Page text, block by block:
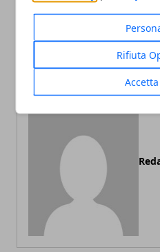
Rifiuta
Articolo Precedente
distanza da fare a San